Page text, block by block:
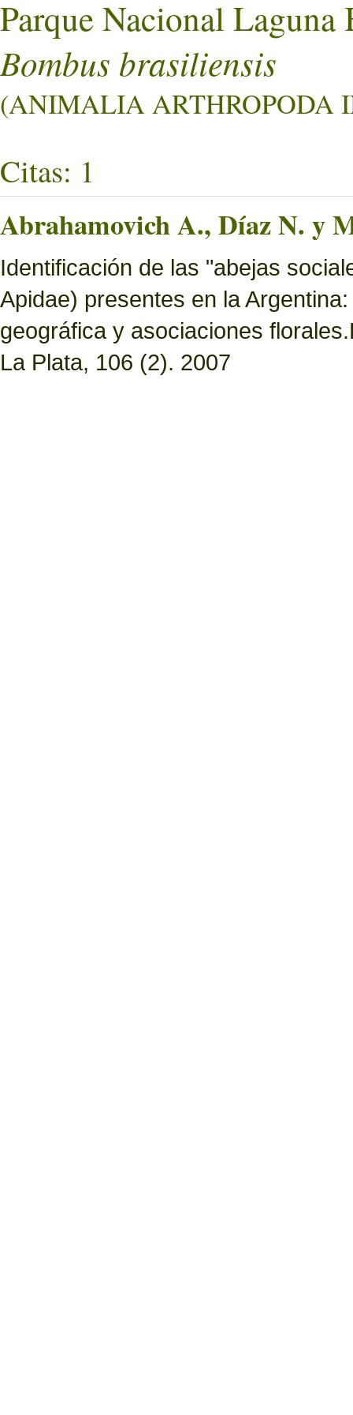
Parque Nacional Laguna
Bombus brasiliensis
(ANIMALIA ARTHROPODA
Citas: 1
Abrahamovich A., Díaz N. y
Identificación de las "abejas
Apidae) presentes en la
geográfica y asociaciones
La Plata, 106 (2). 2007